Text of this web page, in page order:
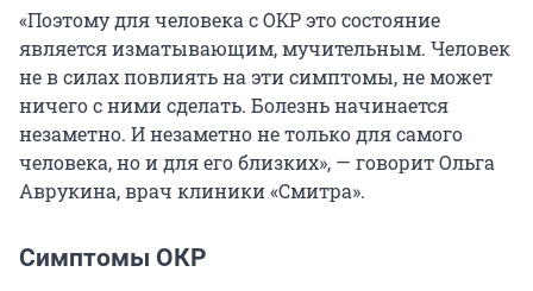
«Поэтому для человека с ОКР это состояние
является изматывающим, мучительным. Человек
не в силах повлиять на эти симптомы, не может
ничего с ними сделать. Болезнь начинается
незаметно. И незаметно не только для самого
человека, но и для его близких», — говорит Ольга
Аврукина, врач клиники «Смитра».
Симптомы ОКР